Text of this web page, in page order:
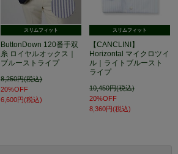
スリムフィット
ButtonDown 120番手双
糸 ロイヤルオックス｜
ブルーストライプ
8,250円(税込)
20%OFF
6,600円(税込)
スリムフィット
【CANCLINI】
Horizontal マイクロツイ
ル｜ライトブルースト
ライプ
10,450円(税込)
20%OFF
8,360円(税込)